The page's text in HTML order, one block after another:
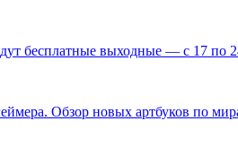
бесплатные выходные — с 17 по
Обзор новых артбуков по